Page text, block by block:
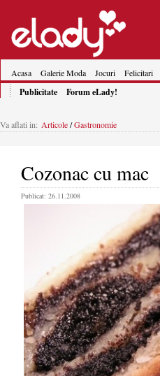
Acasa Galerie Moda Jocuri Felicitari
Publicitate Forum eLady!
Va aflati in: Articole/Gastronomie
Cozonac cu mac
Publicat: 26.11.2008